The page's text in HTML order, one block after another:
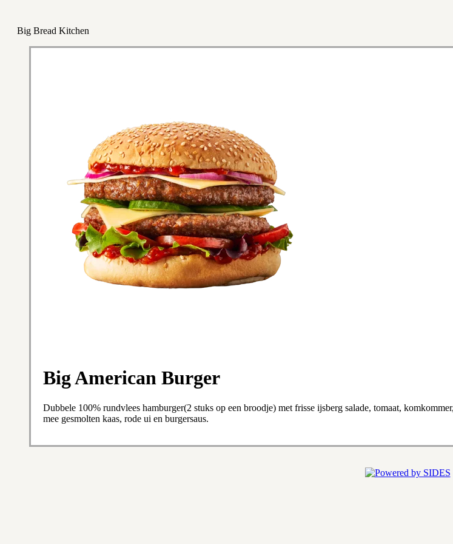
Big Bread Kitchen
Big American Burger
Dubbele 100% rundvlees hamburger(2 stuks op een broodje) met frisse ijsberg salade, tomaat, komkommer,
mee gesmolten kaas, rode ui en burgersaus.